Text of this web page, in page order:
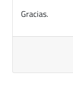
Gracias.